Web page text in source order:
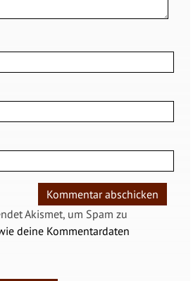
Akismet, um Spam zu
deine Kommentardaten